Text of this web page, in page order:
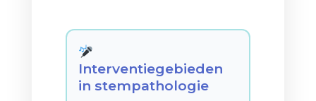
Interventiegebieden
in stempathologie